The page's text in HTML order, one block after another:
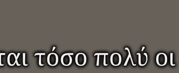
τόσο πολύ